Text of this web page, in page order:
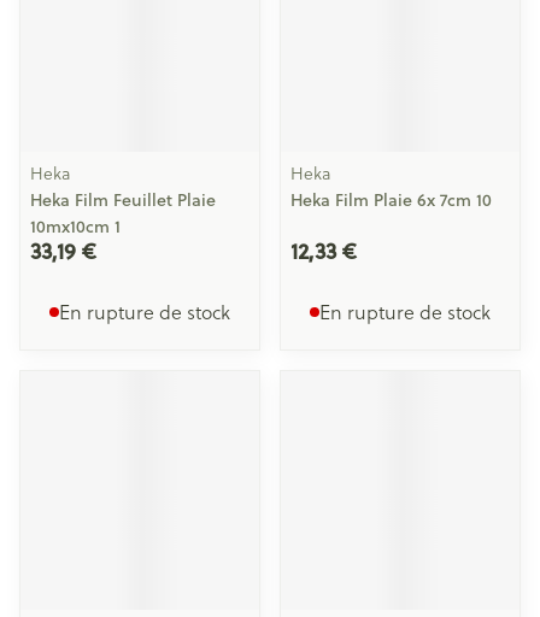
Heka
Heka Film Feuillet Plaie
10mx10cm 1
33,19 €
En rupture de stock
Heka
Heka Film Plaie 6x 7cm 10
12,33 €
En rupture de stock